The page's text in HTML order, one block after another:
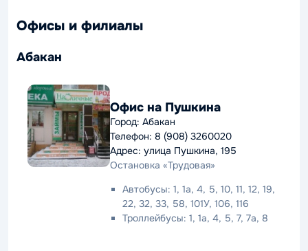
Офисы и филиалы
Абакан
Офис на Пушкина
Город: Абакан
Телефон: 8 (908) 3260020
Адрес: улица Пушкина, 195
Остановка «Трудовая»
Автобусы: 1, 1а, 4, 5, 10, 11, 12, 19,
22, 32, 33, 58, 101У, 106, 116
Троллейбусы: 1, 1а, 4, 5, 7, 7а, 8